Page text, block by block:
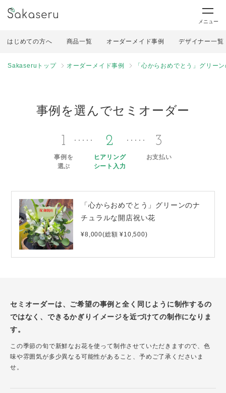
メニュー
はじめての方へ 商品一覧 オーダーメイド事例 デザイナー一覧
Sakaseruトップ オーダーメイド事例 「心からおめでとう」グリー
事例を選んでセミオーダー
1
事例を
選ぶ
2
ヒアリング
シート入力
3
お支払い
「心からおめでとう」グリーンのナ
チュラルな開店祝い花
¥8,000(総額 ¥10,500)
セミオーダーは、ご希望の事例と全く同じように制作するの
ではなく、できるかぎりイメージを近づけての制作になりま
す。
この季節の旬で新鮮なお花を使って制作させていただきますので、色
味や雰囲気が多少異なる可能性があること、予めご了承くださいま
せ。